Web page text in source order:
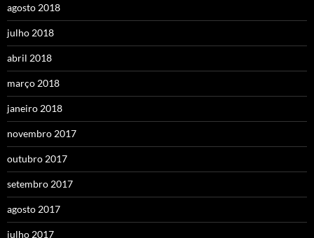
agosto 2018
julho 2018
abril 2018
março 2018
janeiro 2018
novembro 2017
outubro 2017
setembro 2017
agosto 2017
julho 2017